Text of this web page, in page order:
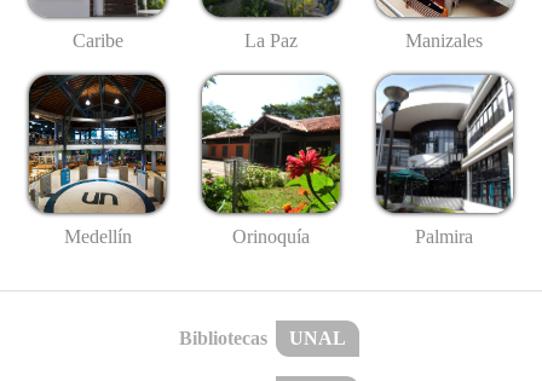
Caribe La Paz Manizales
Medellín Orinoquía Palmira
Bibliotecas UNAL